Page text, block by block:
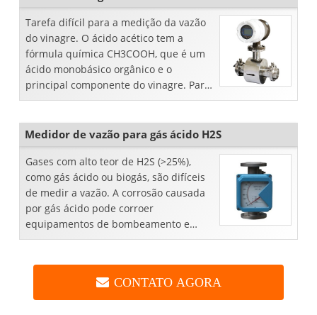
Tarefa difícil para a medição da vazão
do vinagre. O ácido acético tem a
fórmula química CH3COOH, que é um
ácido monobásico orgânico e o
principal componente do vinagre. Para
medir a vazão do vinagre, s...
Medidor de vazão para gás ácido H2S
Gases com alto teor de H2S (>25%),
como gás ácido ou biogás, são difíceis
de medir a vazão. A corrosão causada
por gás ácido pode corroer
equipamentos de bombeamento e
refino, tubulações e instrumentos.
CONTATO AGORA